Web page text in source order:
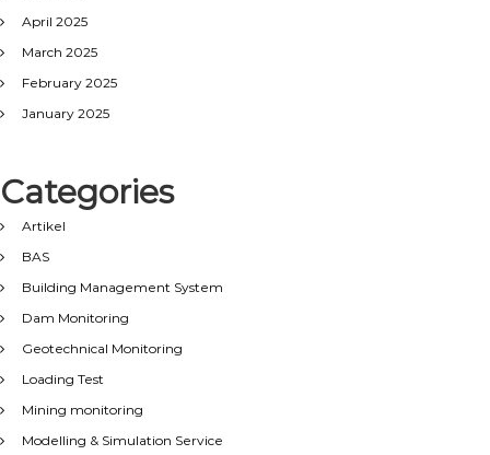
April 2025
March 2025
February 2025
January 2025
Categories
Artikel
BAS
Building Management System
Dam Monitoring
Geotechnical Monitoring
Loading Test
Mining monitoring
Modelling & Simulation Service